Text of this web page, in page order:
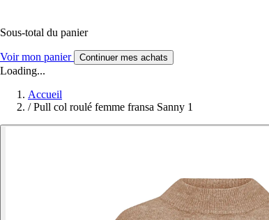
Sous-total du panier
Voir mon panier Continuer mes achats
Loading...
Accueil
/ Pull col roulé femme fransa Sanny 1